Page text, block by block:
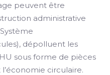
peuvent être
administrative
dépolluent les
sous forme de pièces
circulaire.